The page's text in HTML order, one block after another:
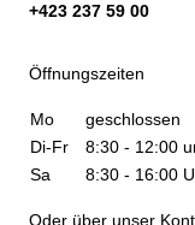
+423 237 59 00
Öffnungszeiten
Mo
geschlossen
Di-Fr
8:30 - 12:00
Sa
8:30 - 16:00
Oder über unser